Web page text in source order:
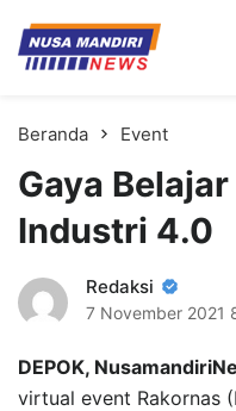
Kampus
Universitas Nusa Mandiri
Beranda Event
Gaya
Industri 4.0
Redaksi
7 November 2021
DEPOK,
virtual event Rakornas